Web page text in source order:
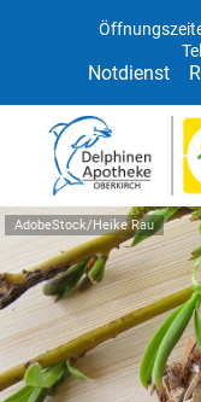
Notdienst
AdobeStock/Heike Rau